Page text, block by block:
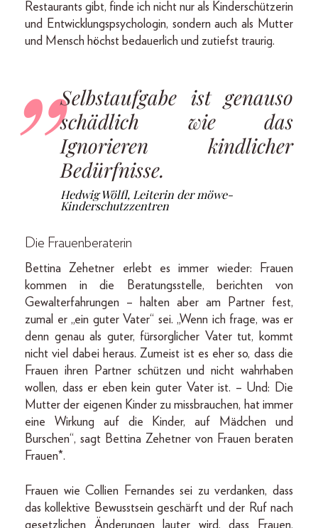
Restaurants gibt, finde ich nicht nur als Kinderschützerin
und Entwicklungspsychologin, sondern auch als Mutter
und Mensch höchst bedauerlich und zutiefst traurig.
Selbstaufgabe ist genauso
schädlich wie das
Ignorieren kindlicher
Bedürfnisse.
Hedwig Wölfl, Leiterin der möwe-
Kinderschutzzentren
Die Frauenberaterin
Bettina Zehetner erlebt es immer wieder: Frauen
kommen in die Beratungsstelle, berichten von
Gewalterfahrungen – halten aber am Partner fest,
zumal er „ein guter Vater“ sei. „Wenn ich frage, was er
denn genau als guter, fürsorglicher Vater tut, kommt
nicht viel dabei heraus. Zumeist ist es eher so, dass die
Frauen ihren Partner schützen und nicht wahrhaben
wollen, dass er eben kein guter Vater ist. – Und: Die
Mutter der eigenen Kinder zu missbrauchen, hat immer
eine Wirkung auf die Kinder, auf Mädchen und
Burschen“, sagt Bettina Zehetner von Frauen beraten
Frauen*.
Frauen wie Collien Fernandes sei zu verdanken, dass
das kollektive Bewusstsein geschärft und der Ruf nach
gesetzlichen Änderungen lauter wird, dass Frauen,